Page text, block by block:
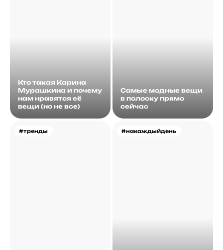
Кто такая Карина
Мурашкина и почему
нам нравятся её
вещи (но не все)
Самые модные вещи
в полоску прямо
сейчас
#тренды #накаждыйдень